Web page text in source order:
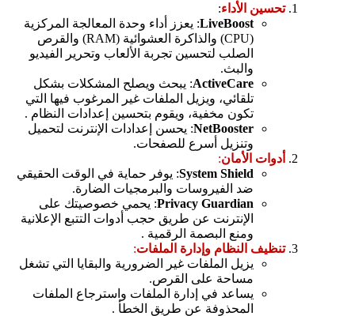
تحسين الأداء:
LiveBoost: يعزز أداء وحدة المعالجة المركزية
(CPU) والذاكرة العشوائية (RAM) والقرص
الصلب لتحسين تجربة الألعاب وتحرير الفيديو
والبث.
ActiveCare: يبحث ويصلح المشكلات بشكل
تلقائي، ويزيل الملفات غير المرغوب فيها التي
تكون مخفية، ويقوم بتحسين إعدادات النظام .
NetBooster: يحسن إعدادات الإنترنت لتحميل
وتنزيل أسرع للصفحات.
أدوات الأمان:
System Shield: يوفر حماية في الوقت الحقيقي
ضد الفيروسات والبرمجيات الضارة.
Privacy Guardian: يحمي خصوصيتك على
الإنترنت عن طريق حجب أدوات التتبع الإعلانية
ومنع البصمة الرقمية .
تنظيف النظام وإدارة الملفات:
يزيل الملفات غير الضرورية والبقايا التي تشغل
مساحة على القرص.
يساعد في إدارة الملفات واسترجاع الملفات
المحذوفة عن طريق الخطأ .